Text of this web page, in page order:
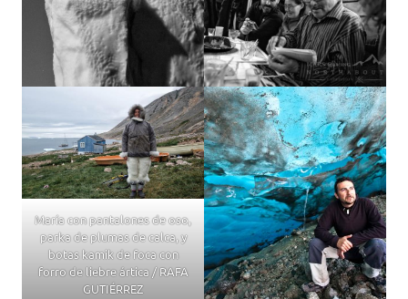
María con pantalones de oso,
parka de plumas de calca, y
botas kamik de foca con
forro de liebre ártica / RAFA
GUTIÉRREZ